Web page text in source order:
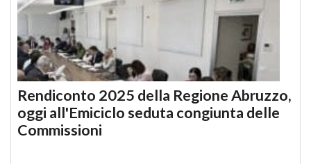
Rendiconto 2025 della Regione Abruzzo,
oggi all'Emiciclo seduta congiunta delle
Commissioni